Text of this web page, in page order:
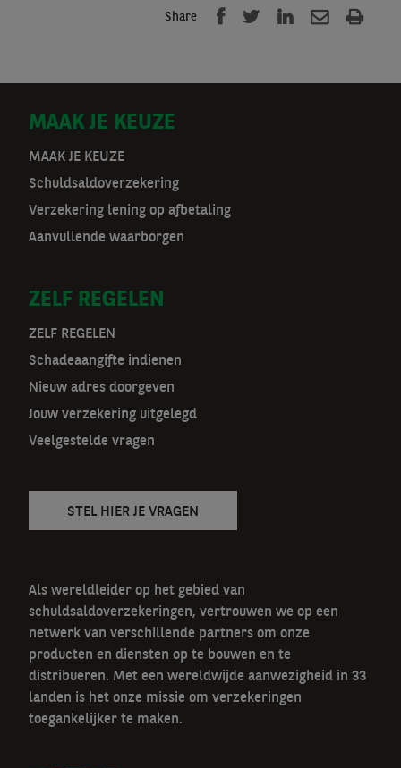
Share
D
o
o
r
a
t
n
a
v
MAAK JE KEUZE
MAAK JE KEUZE
Schuldsaldoverzekering
Verzekering lening op afbetaling
Aanvullende waarborgen
ZELF REGELEN
ZELF REGELEN
Schadeaangifte indienen
Nieuw adres doorgeven
Jouw verzekering uitgelegd
Veelgestelde vragen
STEL HIER JE VRAGEN
Als wereldleider op het gebied van
schuldsaldoverzekeringen, vertrouwen we op een
netwerk van verschillende partners om onze
producten en diensten op te bouwen en te
distribueren. Met een wereldwijde aanwezigheid in 33
landen is het onze missie om verzekeringen
toegankelijker te maken.